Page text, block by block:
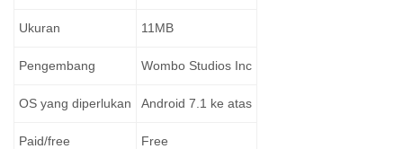
Ukuran 11MB
Pengembang Wombo Studios Inc
OS yang diperlukan Android 7.1 ke atas
Paid/free Free